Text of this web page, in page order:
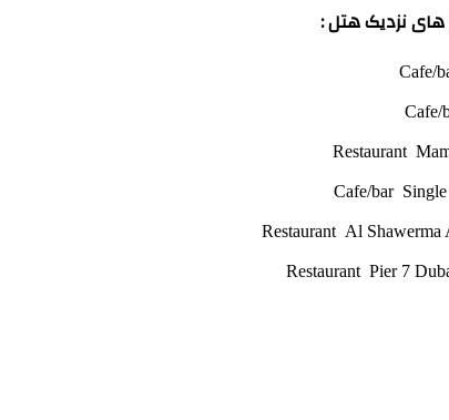
نزدیک هتل :
Cafe/
Cafe/
Restaurant
Cafe/bar
Restaurant Al Shawerma
Restaurant Pier 7